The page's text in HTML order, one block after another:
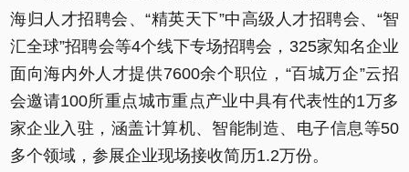
海归人才招聘会、“精英天下”中高级人才招聘会、“智
汇全球”招聘会等4个线下专场招聘会，325家知名企业
面向海内外人才提供7600余个职位，“百城万企”云招
会邀请100所重点城市重点产业中具有代表性的1万多
家企业入驻，涵盖计算机、智能制造、电子信息等50
多个领域，参展企业现场接收简历1.2万份。